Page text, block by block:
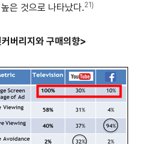
은 것으로 나타났다.21)
버리지와 구매의향>